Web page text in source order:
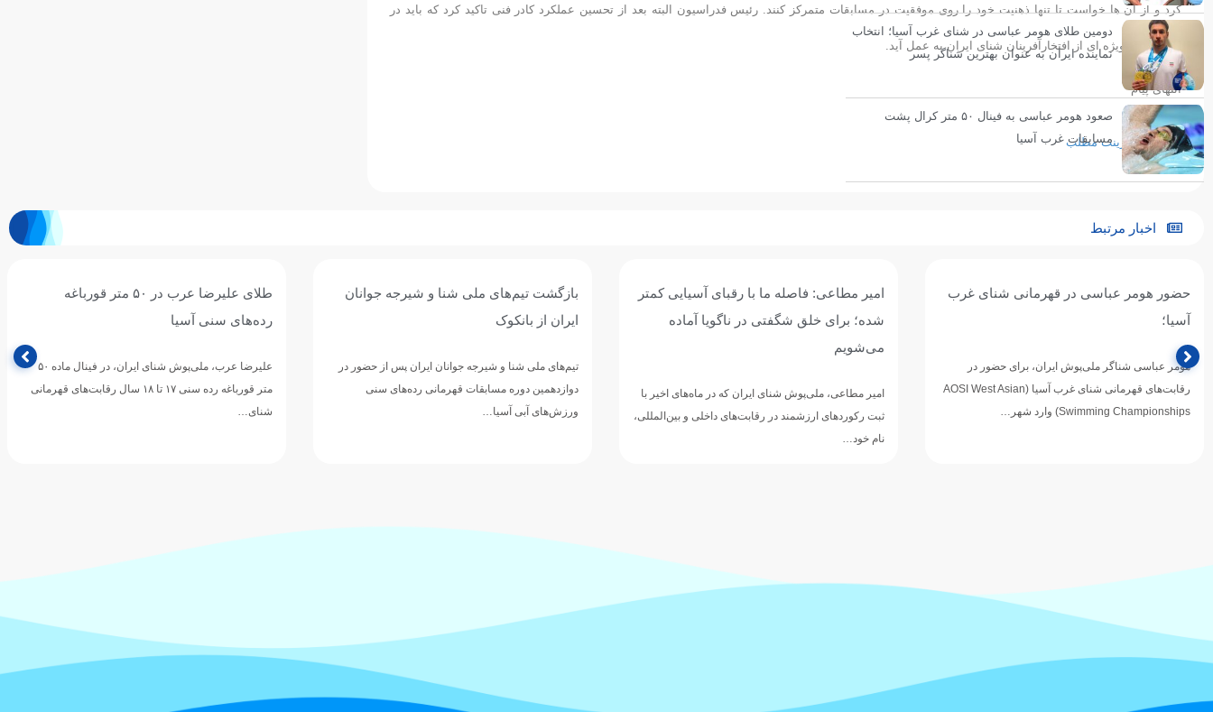
کرد و از آن ها خواست تا تنها ذهنیت خود را روی موفقیت در مسابقات متمرکز کنند. رئیس فدراسیون البته بعد از تحسین عملکرد کادر فنی تاکید کرد که باید در
آینده تقدیر ویژه ای از افتخارآفرینان شنای ایران به عمل آید.
انتهای پیام
پرینت مطلب
دومین طلای هومر عباسی در شنای غرب آسیا؛ انتخاب
نماینده ایران به عنوان بهترین شناگر پسر
صعود هومر عباسی به فینال ۵۰ متر کرال پشت
مسابقات غرب آسیا
اخبار مرتبط
حضور هومر عباسی در قهرمانی شنای غرب
آسیا؛
هومر عباسی شناگر ملی‌پوش ایران، برای حضور در
رقابت‌های قهرمانی شنای غرب آسیا (AOSI West Asian
Swimming Championships) وارد شهر…
امیر مطاعی: فاصله ما با رقبای آسیایی کمتر
شده؛ برای خلق شگفتی در ناگویا آماده
می‌شویم
امیر مطاعی، ملی‌پوش شنای ایران که در ماه‌های اخیر با
ثبت رکوردهای ارزشمند در رقابت‌های داخلی و بین‌المللی،
نام خود…
بازگشت تیم‌های ملی شنا و شیرجه جوانان
ایران از بانکوک
تیم‌های ملی شنا و شیرجه جوانان ایران پس از حضور در
دوازدهمین دوره مسابقات قهرمانی رده‌های سنی
ورزش‌های آبی آسیا…
طلای علیرضا عرب در ۵۰ متر قورباغه
رده‌های سنی آسیا
علیرضا عرب، ملی‌پوش شنای ایران، در فینال ماده ۵۰
متر قورباغه رده سنی ۱۷ تا ۱۸ سال رقابت‌های قهرمانی
شنای…